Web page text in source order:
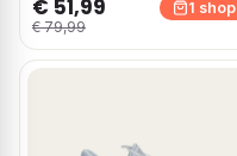
€ 51,99
€ 79,99
1 shop